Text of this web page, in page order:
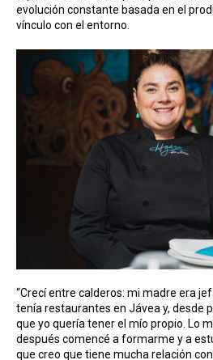
evolución constante basada en el
vínculo con el entorno.
“Crecí entre calderos: mi madre era
tenía restaurantes en Jávea y, desde
que yo quería tener el mío propio. Lo
después comencé a formarme y a
que creo que tiene mucha relación con